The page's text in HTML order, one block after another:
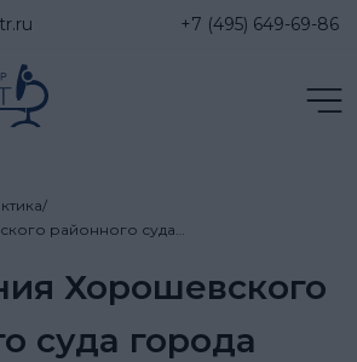
+7 (495) 649-69-86
/
районного суда…
Хорошевского
суда города